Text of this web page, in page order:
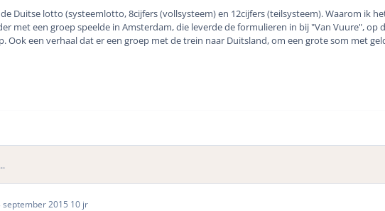
Duitse lotto (systeemlotto, 8cijfers (vollsysteem) en 12cijfers (teilsysteem). Waarom ik
met een groep speelde in Amsterdam, die leverde de formulieren in bij "Van Vuure", op
Ook een verhaal dat er een groep met de trein naar Duitsland, om een grote som met
september 2015 10 jr